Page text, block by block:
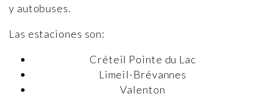
y autobuses.
Las estaciones son:
Créteil Pointe du Lac
Limeil-Brévannes
Valenton